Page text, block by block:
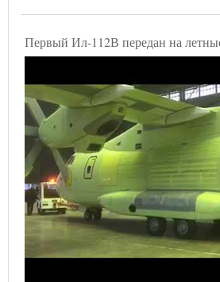
Первый Ил-112В передан на